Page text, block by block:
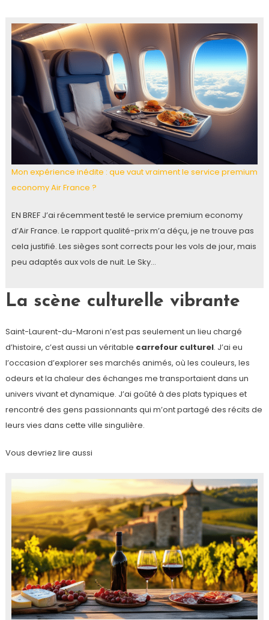
Mon expérience inédite : que vaut vraiment le service premium
economy Air France ?
EN BREF J’ai récemment testé le service premium economy
d’Air France. Le rapport qualité-prix m’a déçu, je ne trouve pas
cela justifié. Les sièges sont corrects pour les vols de jour, mais
peu adaptés aux vols de nuit. Le Sky…
La scène culturelle vibrante
Saint-Laurent-du-Maroni n’est pas seulement un lieu chargé
d’histoire, c’est aussi un véritable carrefour culturel. J’ai eu
l’occasion d’explorer ses marchés animés, où les couleurs, les
odeurs et la chaleur des échanges me transportaient dans un
univers vivant et dynamique. J’ai goûté à des plats typiques et
rencontré des gens passionnants qui m’ont partagé des récits de
leurs vies dans cette ville singulière.
Vous devriez lire aussi